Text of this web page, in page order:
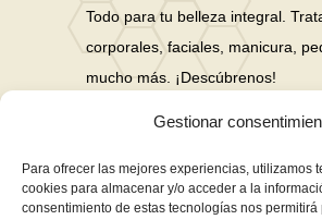
Gestionar
Para ofrecer las mejores experiencias, utilizamos
cookies para almacenar y/o acceder a la
consentimiento de estas tecnologías nos permitirá
Todo para tu belleza integral.
corporales, faciales, manicura,
mucho más. ¡Descúbrenos!
Nuestras Redes